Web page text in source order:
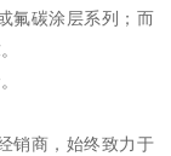
氟碳涂层系列；而
销商，始终致力于